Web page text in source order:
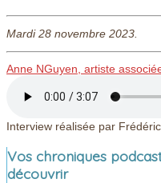
Mardi 28 novembre 2023.
Anne NGuyen, artiste
Interview réalisée par
Vos chroniques
découvrir